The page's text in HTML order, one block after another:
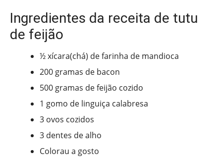
Ingredientes da receita de tutu
de feijão
½ xícara(chá) de farinha de mandioca
200 gramas de bacon
500 gramas de feijão cozido
1 gomo de linguiça calabresa
3 ovos cozidos
3 dentes de alho
Colorau a gosto